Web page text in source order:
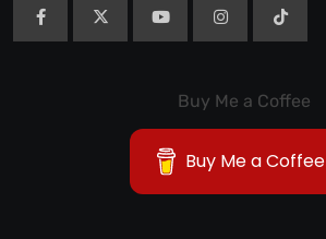
Buy Me a Coffee
Buy Me a Coffee